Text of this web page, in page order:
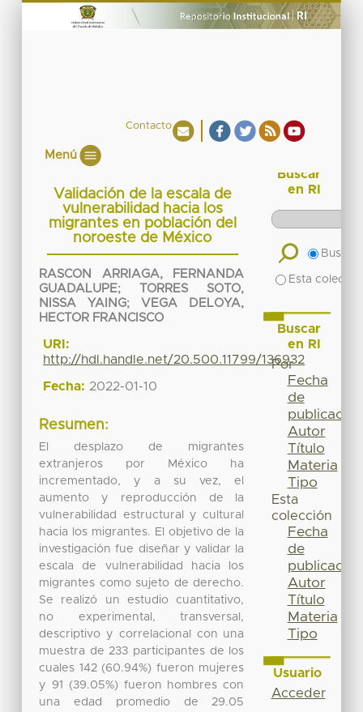
Contacto
Menú
Validación de la escala de
vulnerabilidad hacia los
migrantes en población del
noroeste de México
RASCON ARRIAGA, FERNANDA
GUADALUPE;
TORRES SOTO,
NISSA YAING; VEGA DELOYA,
HECTOR FRANCISCO
URI:
http://hdl.handle.net/20.500.11799/136932
Fecha: 2022-01-10
Resumen:
El desplazo de migrantes
extranjeros por México ha
incrementado, y a su vez, el
aumento y reproducción de la
vulnerabilidad estructural y cultural
hacia los migrantes. El objetivo de la
investigación fue diseñar y validar la
escala de vulnerabilidad hacia los
migrantes como sujeto de derecho.
Se realizó un estudio cuantitativo,
no experimental, transversal,
descriptivo y correlacional con una
muestra de 233 participantes de los
cuales 142 (60.94%) fueron mujeres
y 91 (39.05%) fueron hombres con
una edad promedio de 29.05
Buscar
en RI
Buscar
Esta
Buscar
en RI
Por
Fecha
de
publicación
Autor
Título
Materia
Tipo
Esta
colección
Fecha
de
publicación
Autor
Título
Materia
Tipo
Usuario
Acceder